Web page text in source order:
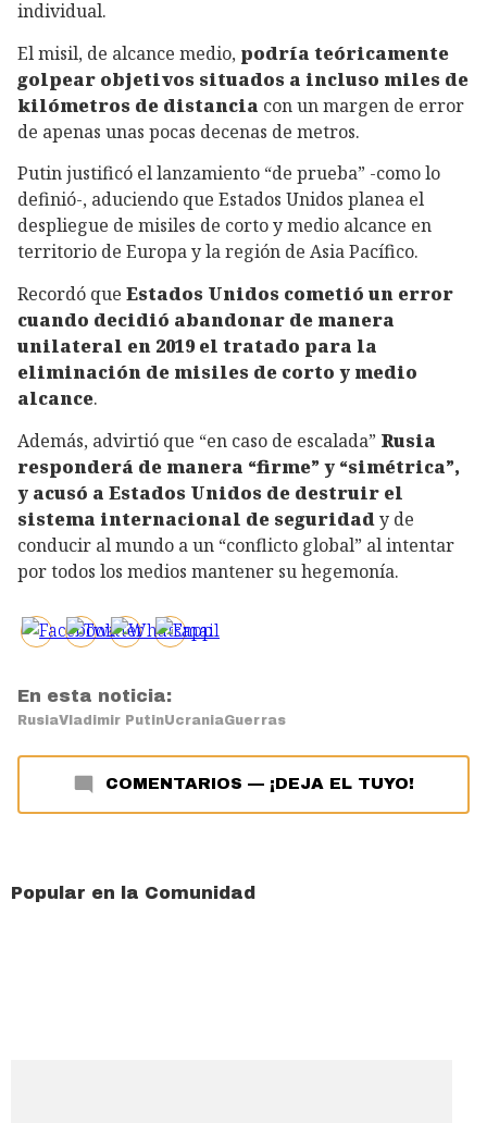
individual.
El misil, de alcance medio, podría teóricamente
golpear objetivos situados a incluso miles de
kilómetros de distancia con un margen de error
de apenas unas pocas decenas de metros.
Putin justificó el lanzamiento “de prueba” -como lo
definió-, aduciendo que Estados Unidos planea el
despliegue de misiles de corto y medio alcance en
territorio de Europa y la región de Asia Pacífico.
Recordó que Estados Unidos cometió un error
cuando decidió abandonar de manera
unilateral en 2019 el tratado para la
eliminación de misiles de corto y medio
alcance.
Además, advirtió que “en caso de escalada” Rusia
responderá de manera “firme” y “simétrica”,
y acusó a Estados Unidos de destruir el
sistema internacional de seguridady de
conducir al mundo a un “conflicto global” al intentar
por todos los medios mantener su hegemonía.
En esta noticia:
RusiaVladimir PutinUcraniaGuerras
COMENTARIOS — ¡DEJA EL TUYO!
Popular en la Comunidad